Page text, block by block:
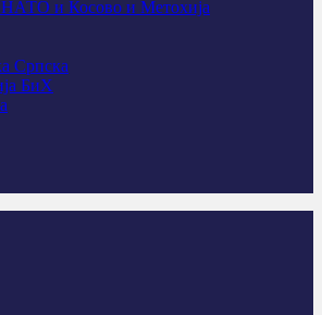
НАТО и Косово и Метохија
Српска
БиХ